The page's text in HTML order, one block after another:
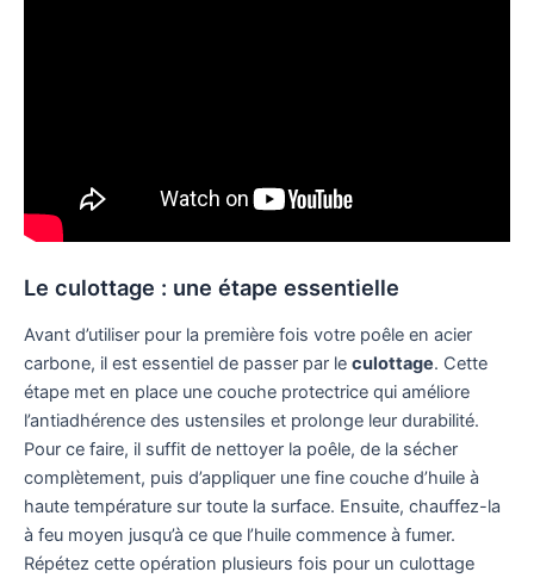
Le culottage : une étape essentielle
Avant d’utiliser pour la première fois votre poêle en acier
carbone, il est essentiel de passer par le culottage. Cette
étape met en place une couche protectrice qui améliore
l’antiadhérence des ustensiles et prolonge leur durabilité.
Pour ce faire, il suffit de nettoyer la poêle, de la sécher
complètement, puis d’appliquer une fine couche d’huile à
haute température sur toute la surface. Ensuite, chauffez-la
à feu moyen jusqu’à ce que l’huile commence à fumer.
Répétez cette opération plusieurs fois pour un culottage